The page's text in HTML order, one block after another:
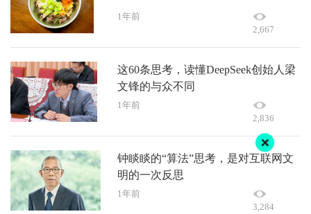
1年前
2,667
这60条思考，读懂DeepSeek创始人梁
文锋的与众不同
1年前
2,836
钟睒睒的“算法”思考，是对互联网文
明的一次反思
1年前
3,284